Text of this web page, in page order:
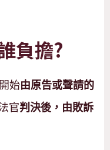
負擔?
始由原告或聲請的
官判決後，由敗訴